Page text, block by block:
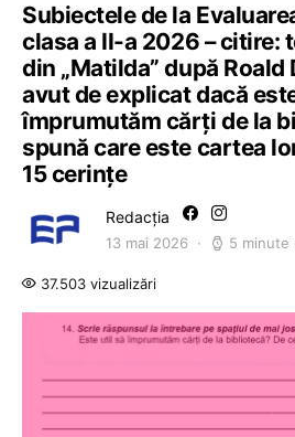
Subiectele de la
clasa a II-a 2026 – citire:
din „Matilda” după Roald
avut de explicat dacă
împrumutăm cărți de la
spună care este cartea
15 cerințe
Redacția
13 mai 2026 5 minute
37.503 vizualizări